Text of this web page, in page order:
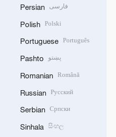
Persian فارسی
Polish Polski
Portuguese Português
Pashto پښتو
Romanian Română
Russian Русский
Serbian Српски
Sinhala සිංහල